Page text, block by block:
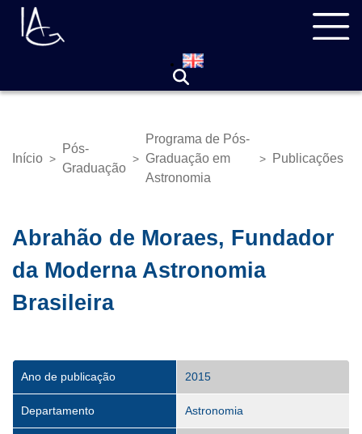
Pular
para
Trilha
Início >
Pós-
Graduação
>
Programa de Pós-
Graduação em
Astronomia
> Publicações
Abrahão de Moraes, Fundador
da Moderna Astronomia
Brasileira
Ano de publicação 2015
Departamento Astronomia